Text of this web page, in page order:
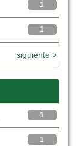
1
1
siguiente >
1
1